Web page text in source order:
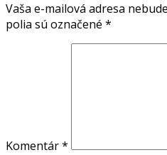
Vaša e-mailová adresa
polia sú označené *
Komentár*